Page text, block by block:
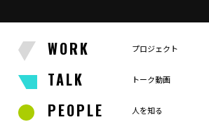
WORK プロジェクト
TALK トーク動画
PEOPLE 人を知る